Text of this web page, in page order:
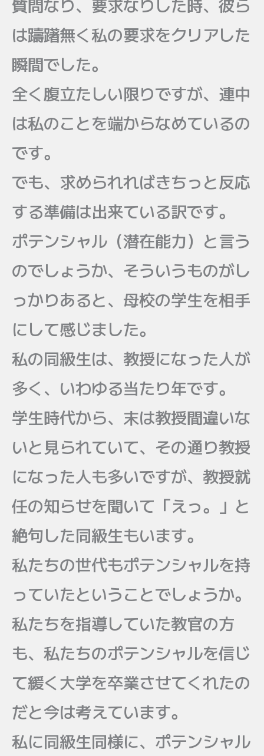
質問なり、要求なりした時、彼ら
は躊躇無く私の要求をクリアした
瞬間でした。
全く腹立たしい限りですが、連中
は私のことを端からなめているの
です。
でも、求められればきちっと反応
する準備は出来ている訳です。
ポテンシャル（潜在能力）と言う
のでしょうか、そういうものがし
っかりあると、母校の学生を相手
にして感じました。
私の同級生は、教授になった人が
多く、いわゆる当たり年です。
学生時代から、末は教授間違いな
いと見られていて、その通り教授
になった人も多いですが、教授就
任の知らせを聞いて「えっ。」と
絶句した同級生もいます。
私たちの世代もポテンシャルを持
っていたということでしょうか。
私たちを指導していた教官の方
も、私たちのポテンシャルを信じ
て緩く大学を卒業させてくれたの
だと今は考えています。
私に同級生同様に、ポテンシャル